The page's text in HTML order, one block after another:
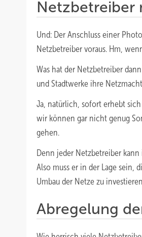
Netzbetreiber
Und: Der Anschluss einer
Netzbetreiber voraus. Hm,
Was hat der Netzbetreiber
und Stadtwerke ihre
Ja, natürlich, sofort erhebt
wir können gar nicht genug
gehen.
Denn jeder Netzbetreiber
Also muss er in der Lage
Umbau der Netze zu
Abregelung